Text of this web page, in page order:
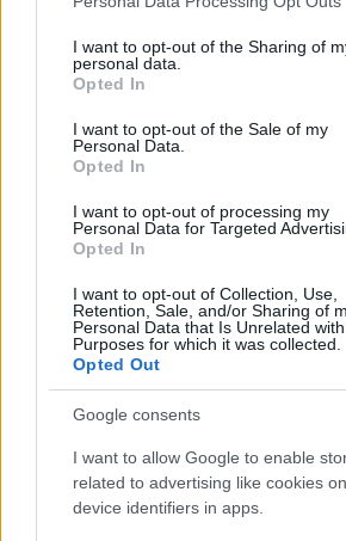
not limited to your visit or usage
grant or deny consent to Google and its
use your data for below specified
consent section.
I want to opt-out of the Sharing of
personal data.
Opted In
I want to opt-out of the Sale of my
Personal Data.
Opted In
I want to opt-out of processing my
Personal Data for Targeted
Opted In
I want to opt-out of Collection, Use,
Retention, Sale, and/or Sharing of
Personal Data that Is Unrelated
Purposes for which it was collected.
Opted Out
Google consents
I want to allow Google to enable
related to advertising like cookies
device identifiers in apps.
törekvéseit ellehetetleníti a
kapcsolatok deformációja és a
függőség. Csodálatos Lajos az
archetípusa. Kapcsolatai
foghatóak. Ő az, akit
sajnálunk, de soha nem fordulunk
vele és ő mesélni kezd.
(jelenetekké, képekké kitáguló)
szakaszhatárhoz közeledő ember
A személyes történetek a maszkra
mágikus tárggyal épülő játék
játéktér határán
szinte résztvevői a megidézett
darab célja nem kizárólag